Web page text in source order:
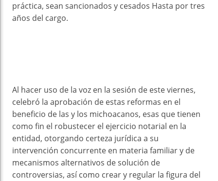
práctica, sean sancionados y cesados ​​Hasta por tres
años del cargo.
Al hacer uso de la voz en la sesión de este viernes,
celebró la aprobación de estas reformas en el
beneficio de las y los michoacanos, esas que tienen
como fin el robustecer el ejercicio notarial en la
entidad, otorgando certeza jurídica a su
intervención concurrente en materia familiar y de
mecanismos alternativos de solución de
controversias, así como crear y regular la figura del